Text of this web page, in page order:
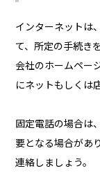
インターネットは
て、所定の手続き
会社のホームペー
にネットもしくは
固定電話の場合は
要となる場合があ
連絡しましょう。